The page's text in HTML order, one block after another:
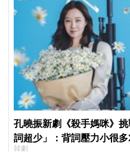
孔曉振新劇《殺手媽咪》
詞超少」：背詞壓力小很
韓劇